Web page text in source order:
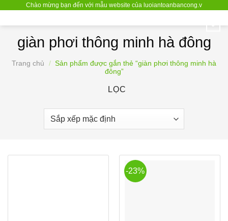
Chào mừng bạn đến với mẫu website của luoiantoanbancong.v
0
giàn phơi thông minh hà đông
Trang chủ / Sản phẩm được gắn thẻ “giàn phơi thông minh hà
đông”
LỌC
-23%